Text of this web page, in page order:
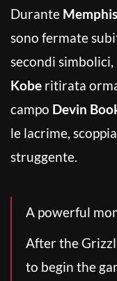
Durante
sono fermate
secondi
Kobe ritirata
campo Devin
le lacrime,
struggente.
A powerful
After the
to begin the